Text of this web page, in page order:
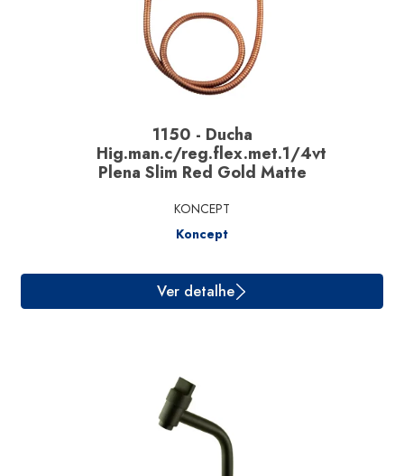
1150 - Ducha
Hig.man.c/reg.flex.met.1/4vt
Plena Slim Red Gold Matte
KONCEPT
Koncept
Ver detalhe